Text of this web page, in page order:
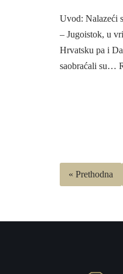
Uvod: Nalazeći
– Jugoistok, u
Hrvatsku pa i
saobraćali su…
« Prethodna